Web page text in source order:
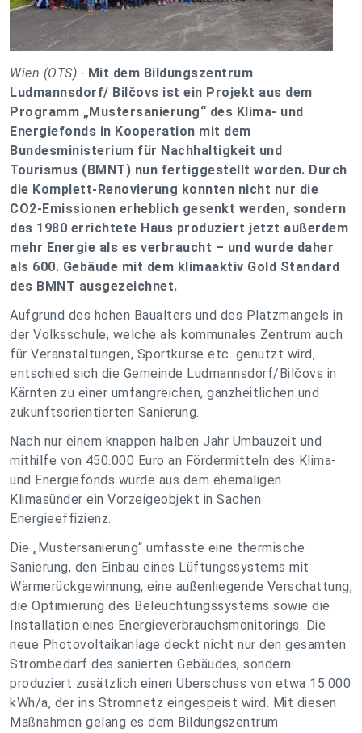
Wien (OTS) - Mit dem Bildungszentrum
Ludmannsdorf/ Bilčovs ist ein Projekt aus dem
Programm „Mustersanierung“ des Klima- und
Energiefonds in Kooperation mit dem
Bundesministerium für Nachhaltigkeit und
Tourismus (BMNT) nun fertiggestellt worden. Durch
die Komplett-Renovierung konnten nicht nur die
CO2-Emissionen erheblich gesenkt werden, sondern
das 1980 errichtete Haus produziert jetzt außerdem
mehr Energie als es verbraucht – und wurde daher
als 600. Gebäude mit dem klimaaktiv Gold Standard
des BMNT ausgezeichnet.
Aufgrund des hohen Baualters und des Platzmangels in
der Volksschule, welche als kommunales Zentrum auch
für Veranstaltungen, Sportkurse etc. genutzt wird,
entschied sich die Gemeinde Ludmannsdorf/Bilčovs in
Kärnten zu einer umfangreichen, ganzheitlichen und
zukunftsorientierten Sanierung.
Nach nur einem knappen halben Jahr Umbauzeit und
mithilfe von 450.000 Euro an Fördermitteln des Klima-
und Energiefonds wurde aus dem ehemaligen
Klimasünder ein Vorzeigeobjekt in Sachen
Energieeffizienz.
Die „Mustersanierung“ umfasste eine thermische
Sanierung, den Einbau eines Lüftungssystems mit
Wärmerückgewinnung, eine außenliegende Verschattung,
die Optimierung des Beleuchtungssystems sowie die
Installation eines Energieverbrauchsmonitorings. Die
neue Photovoltaikanlage deckt nicht nur den gesamten
Strombedarf des sanierten Gebäudes, sondern
produziert zusätzlich einen Überschuss von etwa 15.000
kWh/a, der ins Stromnetz eingespeist wird. Mit diesen
Maßnahmen gelang es dem Bildungszentrum